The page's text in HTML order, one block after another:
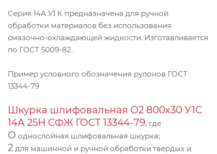
Серия 14А У1 К предназначена для ручной
обработки материалов без использования
смазочно-охлаждающей жидкости. Изготавливается
по ГОСТ 5009-82.
Пример условного обозначения рулонов ГОСТ
13344-79
Шкурка шлифовальная О2 800х30 У1С
14А 25Н СФЖ ГОСТ 13344-79, где
О однослойная шлифовальная шкурка;
2 для машинной и ручной обработки твердых и